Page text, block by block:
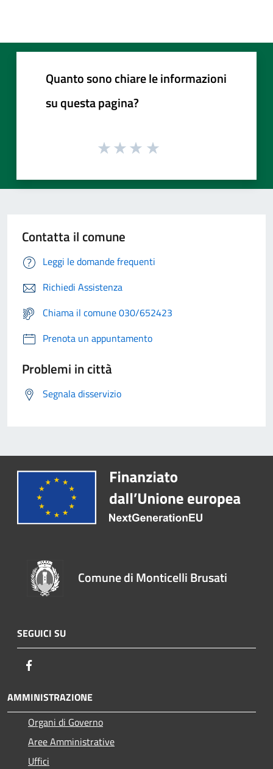
Quanto sono chiare le informazioni
su questa pagina?
Contatta il comune
Leggi le domande frequenti
Richiedi Assistenza
Chiama il comune 030/652423
Prenota un appuntamento
Problemi in città
Segnala disservizio
Comune di Monticelli Brusati
SEGUICI SU
AMMINISTRAZIONE
Organi di Governo
Aree Amministrative
Uffici